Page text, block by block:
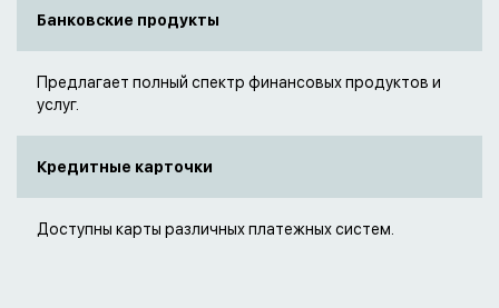
Банковские продукты
Предлагает полный спектр финансовых продуктов и
услуг.
Кредитные карточки
Доступны карты различных платежных систем.